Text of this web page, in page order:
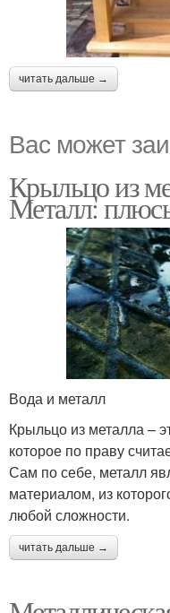
читать дальше →
Вас может
Крыльцо из
Металл:
Вода и металл
Крыльцо из металла –
которое по праву
Сам по себе, металл
материалом, из
любой сложности.
читать дальше →